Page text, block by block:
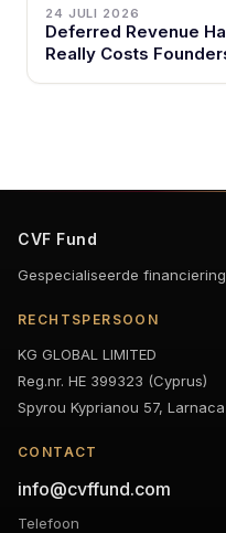
24 JULI 2026
Deferred Revenue
Really Costs
CVF Fund
Gespecialiseerde
RECHTSPERSOON
KG GLOBAL LIMITED
Reg.nr. HE 399323 (Cyprus)
Spyrou Kyprianou 57,
CONTACT
info@cvffund.com
Telefoon